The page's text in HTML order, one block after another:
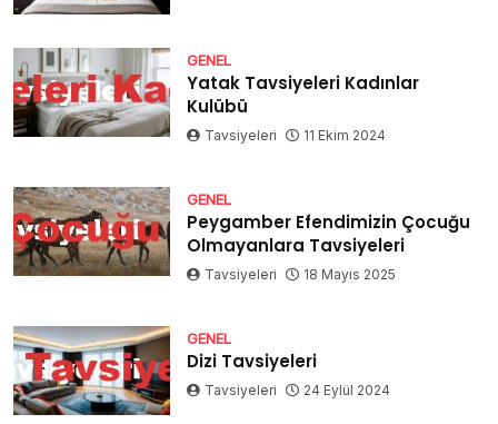
GENEL
Yatak Tavsiyeleri Kadınlar
Kulübü
Tavsiyeleri 11 Ekim 2024
GENEL
Peygamber Efendimizin Çocuğu
Olmayanlara Tavsiyeleri
Tavsiyeleri 18 Mayıs 2025
GENEL
Dizi Tavsiyeleri
Tavsiyeleri 24 Eylül 2024